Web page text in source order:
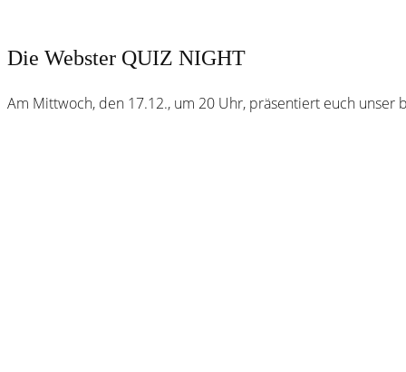
Die Webster QUIZ NIGHT
Am Mittwoch, den 17.12., um 20 Uhr, präsentiert euch